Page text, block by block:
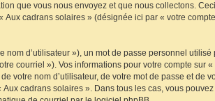
que vous nous envoyez et que nous collectons.
cadrans solaires » (désignée ici par « votre
d’utilisateur »), un mot de passe personnel
courriel »). Vos informations pour votre compte sur
votre nom d’utilisateur, de votre mot de passe et de
cadrans solaires ». Dans tous les cas, vous